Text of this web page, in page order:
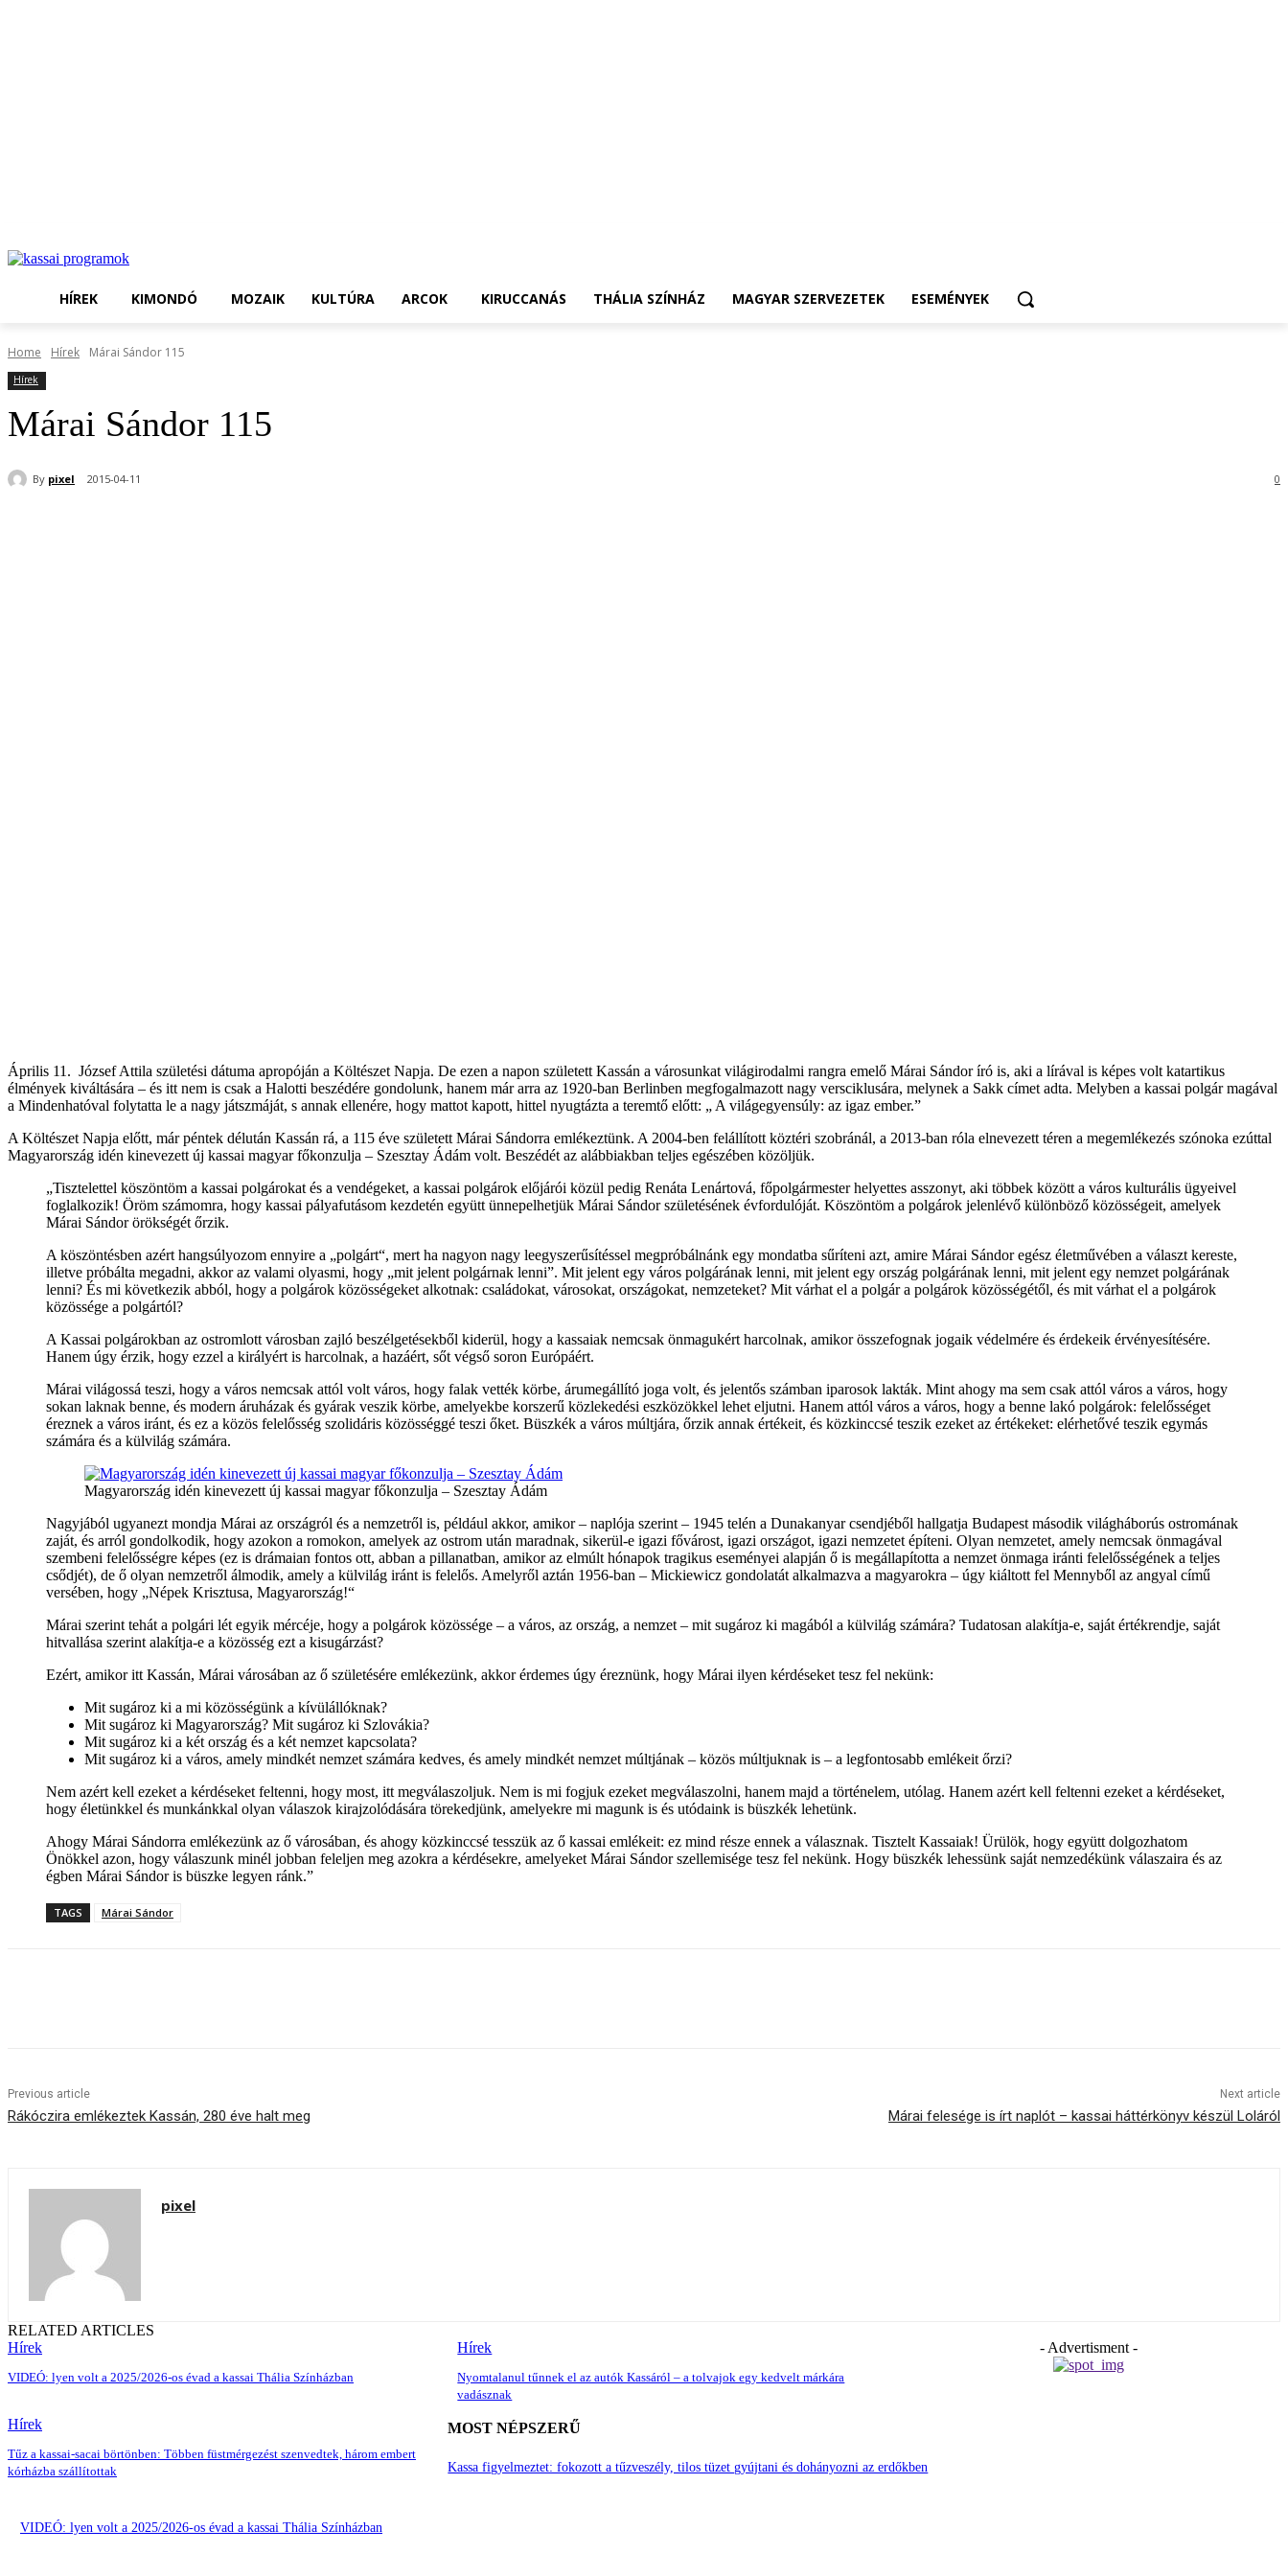
HÍREK KIMONDÓ MOZAIK KULTÚRA ARCOK KIRUCCANÁS THÁLIA SZÍNHÁZ MAGYAR SZERVEZETEK ESEMÉNYEK
Home Hírek Márai Sándor 115
Hírek
Márai Sándor 115
By pixel 2015-04-11 0
Április 11. József Attila születési dátuma apropóján a Költészet Napja. De ezen a napon született Kassán a városunkat világirodalmi rangra emelő Márai Sándor író is, aki a lírával is képes volt katartikus
élmények kiváltására – és itt nem is csak a Halotti beszédére gondolunk, hanem már arra az 1920-ban Berlinben megfogalmazott nagy versciklusára, melynek a Sakk címet adta. Melyben a kassai polgár magával
a Mindenhatóval folytatta le a nagy játszmáját, s annak ellenére, hogy mattot kapott, hittel nyugtázta a teremtő előtt: „ A világegyensúly: az igaz ember.”
A Költészet Napja előtt, már péntek délután Kassán rá, a 115 éve született Márai Sándorra emlékeztünk. A 2004-ben felállított köztéri szobránál, a 2013-ban róla elnevezett téren a megemlékezés szónoka ezúttal
Magyarország idén kinevezett új kassai magyar főkonzulja – Szesztay Ádám volt. Beszédét az alábbiakban teljes egészében közöljük.
„Tisztelettel köszöntöm a kassai polgárokat és a vendégeket, a kassai polgárok előjárói közül pedig Renáta Lenártová, főpolgármester helyettes asszonyt, aki többek között a város kulturális ügyeivel
foglalkozik! Öröm számomra, hogy kassai pályafutásom kezdetén együtt ünnepelhetjük Márai Sándor születésének évfordulóját. Köszöntöm a polgárok jelenlévő különböző közösségeit, amelyek
Márai Sándor örökségét őrzik.
A köszöntésben azért hangsúlyozom ennyire a „polgárt“, mert ha nagyon nagy leegyszerűsítéssel megpróbálnánk egy mondatba sűríteni azt, amire Márai Sándor egész életművében a választ kereste,
illetve próbálta megadni, akkor az valami olyasmi, hogy „mit jelent polgárnak lenni”. Mit jelent egy város polgárának lenni, mit jelent egy ország polgárának lenni, mit jelent egy nemzet polgárának
lenni? És mi következik abból, hogy a polgárok közösségeket alkotnak: családokat, városokat, országokat, nemzeteket? Mit várhat el a polgár a polgárok közösségétől, és mit várhat el a polgárok
közössége a polgártól?
A Kassai polgárokban az ostromlott városban zajló beszélgetésekből kiderül, hogy a kassaiak nemcsak önmagukért harcolnak, amikor összefognak jogaik védelmére és érdekeik érvényesítésére.
Hanem úgy érzik, hogy ezzel a királyért is harcolnak, a hazáért, sőt végső soron Európáért.
Márai világossá teszi, hogy a város nemcsak attól volt város, hogy falak vették körbe, árumegállító joga volt, és jelentős számban iparosok lakták. Mint ahogy ma sem csak attól város a város, hogy
sokan laknak benne, és modern áruházak és gyárak veszik körbe, amelyekbe korszerű közlekedési eszközökkel lehet eljutni. Hanem attól város a város, hogy a benne lakó polgárok: felelősséget
éreznek a város iránt, és ez a közös felelősség szolidáris közösséggé teszi őket. Büszkék a város múltjára, őrzik annak értékeit, és közkinccsé teszik ezeket az értékeket: elérhetővé teszik egymás
számára és a külvilág számára.
Magyarország idén kinevezett új kassai magyar főkonzulja – Szesztay Ádám
Nagyjából ugyanezt mondja Márai az országról és a nemzetről is, például akkor, amikor – naplója szerint – 1945 telén a Dunakanyar csendjéből hallgatja Budapest második világháborús ostromának
zaját, és arról gondolkodik, hogy azokon a romokon, amelyek az ostrom után maradnak, sikerül-e igazi fővárost, igazi országot, igazi nemzetet építeni. Olyan nemzetet, amely nemcsak önmagával
szembeni felelősségre képes (ez is drámaian fontos ott, abban a pillanatban, amikor az elmúlt hónapok tragikus eseményei alapján ő is megállapította a nemzet önmaga iránti felelősségének a teljes
csődjét), de ő olyan nemzetről álmodik, amely a külvilág iránt is felelős. Amelyről aztán 1956-ban – Mickiewicz gondolatát alkalmazva a magyarokra – úgy kiáltott fel Mennyből az angyal című
versében, hogy „Népek Krisztusa, Magyarország!“
Márai szerint tehát a polgári lét egyik mércéje, hogy a polgárok közössége – a város, az ország, a nemzet – mit sugároz ki magából a külvilág számára? Tudatosan alakítja-e, saját értékrendje, saját
hitvallása szerint alakítja-e a közösség ezt a kisugárzást?
Ezért, amikor itt Kassán, Márai városában az ő születésére emlékezünk, akkor érdemes úgy éreznünk, hogy Márai ilyen kérdéseket tesz fel nekünk:
Mit sugároz ki a mi közösségünk a kívülállóknak?
Mit sugároz ki Magyarország? Mit sugároz ki Szlovákia?
Mit sugároz ki a két ország és a két nemzet kapcsolata?
Mit sugároz ki a város, amely mindkét nemzet számára kedves, és amely mindkét nemzet múltjának – közös múltjuknak is – a legfontosabb emlékeit őrzi?
Nem azért kell ezeket a kérdéseket feltenni, hogy most, itt megválaszoljuk. Nem is mi fogjuk ezeket megválaszolni, hanem majd a történelem, utólag. Hanem azért kell feltenni ezeket a kérdéseket,
hogy életünkkel és munkánkkal olyan válaszok kirajzolódására törekedjünk, amelyekre mi magunk is és utódaink is büszkék lehetünk.
Ahogy Márai Sándorra emlékezünk az ő városában, és ahogy közkinccsé tesszük az ő kassai emlékeit: ez mind része ennek a válasznak. Tisztelt Kassaiak! Ürülök, hogy együtt dolgozhatom
Önökkel azon, hogy válaszunk minél jobban feleljen meg azokra a kérdésekre, amelyeket Márai Sándor szellemisége tesz fel nekünk. Hogy büszkék lehessünk saját nemzedékünk válaszaira és az
égben Márai Sándor is büszke legyen ránk.”
TAGS Márai Sándor
Previous article
Rákóczira emlékeztek Kassán, 280 éve halt meg
Next article
Márai felesége is írt naplót – kassai háttérkönyv készül Loláról
pixel
RELATED ARTICLES
Hírek
VIDEÓ: lyen volt a 2025/2026-os évad a kassai Thália Színházban
Hírek
Nyomtalanul tűnnek el az autók Kassáról – a tolvajok egy kedvelt márkára
vadásznak
Hírek
Tűz a kassai-sacai börtönben: Többen füstmérgezést szenvedtek, három embert
kórházba szállítottak
- Advertisment -
MOST NÉPSZERŰ
Kassa figyelmeztet: fokozott a tűzveszély, tilos tüzet gyújtani és dohányozni az erdőkben
VIDEÓ: lyen volt a 2025/2026-os évad a kassai Thália Színházban